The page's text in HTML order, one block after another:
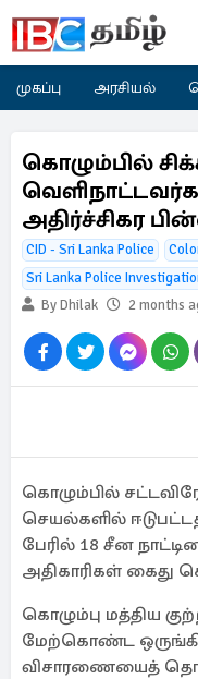
முகப்பு அரசியல்
கொழும்பில்
அதிர்ச்சிகர
CID - Sri Lanka Police
Sri Lanka Police
By Dhilak
2 months
கொழும்பில்
செயல்களில்
பேரில் 18 சீன
அதிகாரிகள் கைது
கொழும்பு மத்திய
மேற்கொண்ட
விசாரணையைத்